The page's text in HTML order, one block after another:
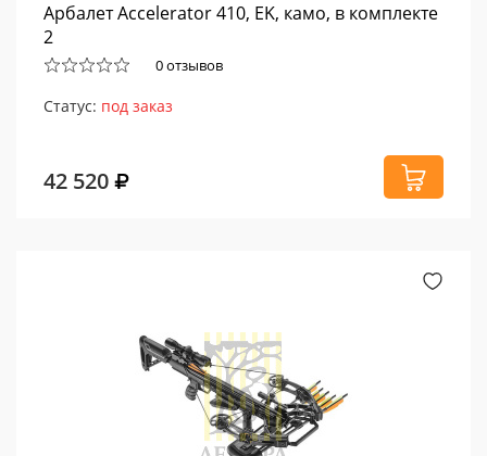
Арбалет Accelerator 410, EK, камо, в комплекте
2
0 отзывов
Статус: под заказ
42 520